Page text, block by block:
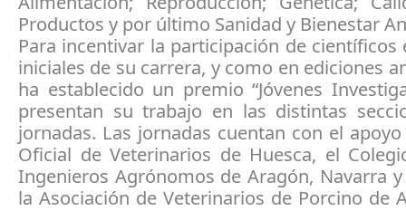
Productos y por último Sanidad y Bienestar
Para incentivar la participación de científicos
iniciales de su carrera, y como en ediciones
ha establecido un premio “Jóvenes
presentan su trabajo en las distintas
jornadas. Las jornadas cuentan con el
Oficial de Veterinarios de Huesca, el
Ingenieros Agrónomos de Aragón, Navarra y
la Asociación de Veterinarios de Porcino de